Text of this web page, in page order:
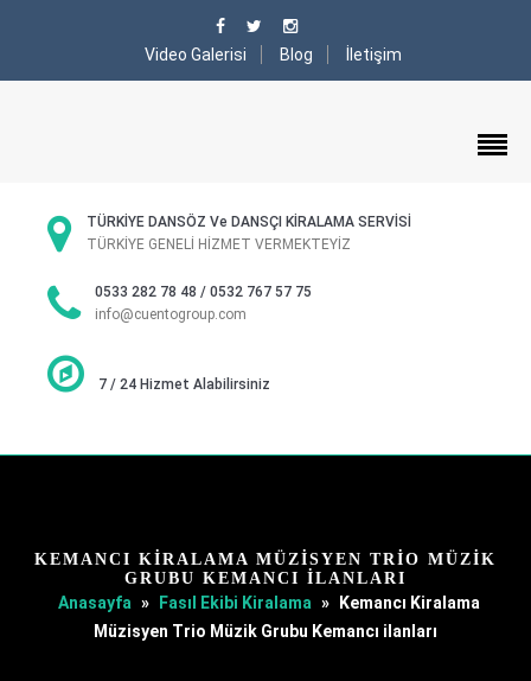
Video Galerisi Blog İletişim
TÜRKİYE DANSÖZ Ve DANSÇI KİRALAMA SERVİSİ
TÜRKİYE GENELİ HİZMET VERMEKTEYİZ
0533 282 78 48 / 0532 767 57 75
info@cuentogroup.com
7 / 24 Hizmet Alabilirsiniz
KEMANCI KIRALAMA MÜZISYEN TRIO MÜZIK
GRUBU KEMANCI ILANLARI
Anasayfa » Fasıl Ekibi Kiralama »
Kemancı Kiralama
Müzisyen Trio Müzik Grubu Kemancı ilanları